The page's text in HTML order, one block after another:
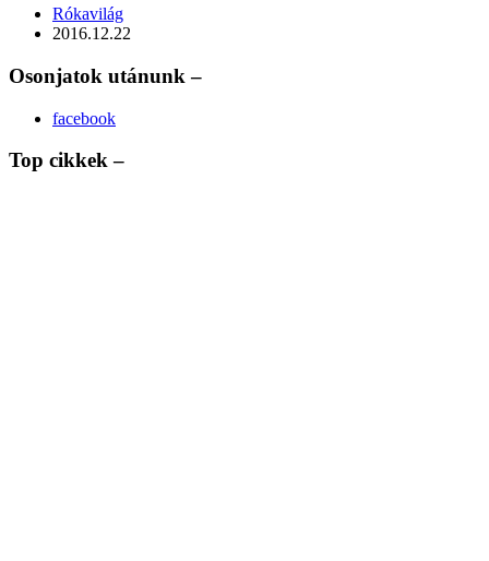
Posted
by
Rókavilág
2016.12.22
Osonjatok utánunk –
facebook
Top cikkek –